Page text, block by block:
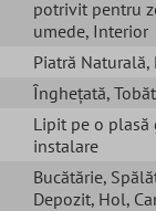
potrivit pentru
umede, Interior
Piatră Naturală,
Înghețată, Tobăt
Lipit pe o plasă
instalare
Bucătărie,
Depozit, Hol,